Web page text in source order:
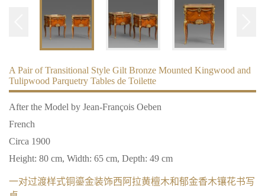
A Pair of Transitional Style Gilt Bronze Mounted Kingwood and
Tulipwood Parquetry Tables de Toilette
After the Model by Jean-François Oeben
French
Circa 1900
Height: 80 cm, Width: 65 cm, Depth: 49 cm
一对过渡样式铜鎏金装饰西阿拉黄檀木和郁金香木镶花书写